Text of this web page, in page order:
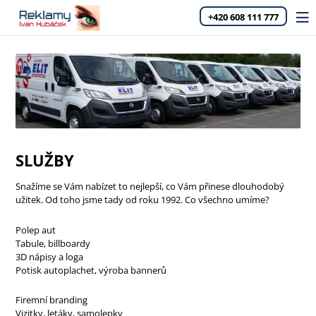
+420 608 111 777
SLUŽBY
Snažíme se Vám nabízet to nejlepší, co Vám přinese dlouhodobý
užitek. Od toho jsme tady od roku 1992. Co všechno umíme?
Polep aut
Tabule, billboardy
3D nápisy a loga
Potisk autoplachet, výroba bannerů
Firemní branding
Vizitky, letáky, samolepky